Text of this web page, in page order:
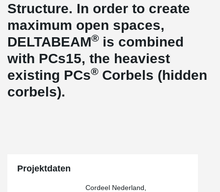
Structure. In order to create
maximum open spaces,
DELTABEAM® is combined
with PCs15, the heaviest
existing PCs® Corbels (hidden
corbels).
Projektdaten
Cordeel Nederland,